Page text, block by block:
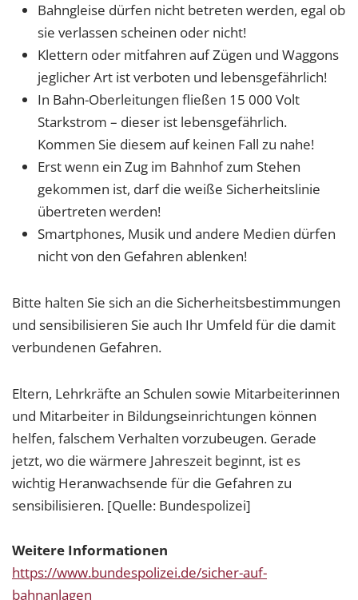
Bahngleise dürfen nicht betreten werden, egal ob
sie verlassen scheinen oder nicht!
Klettern oder mitfahren auf Zügen und Waggons
jeglicher Art ist verboten und lebensgefährlich!
In Bahn-Oberleitungen fließen 15 000 Volt
Starkstrom – dieser ist lebensgefährlich.
Kommen Sie diesem auf keinen Fall zu nahe!
Erst wenn ein Zug im Bahnhof zum Stehen
gekommen ist, darf die weiße Sicherheitslinie
übertreten werden!
Smartphones, Musik und andere Medien dürfen
nicht von den Gefahren ablenken!
Bitte halten Sie sich an die Sicherheitsbestimmungen
und sensibilisieren Sie auch Ihr Umfeld für die damit
verbundenen Gefahren.
Eltern, Lehrkräfte an Schulen sowie Mitarbeiterinnen
und Mitarbeiter in Bildungseinrichtungen können
helfen, falschem Verhalten vorzubeugen. Gerade
jetzt, wo die wärmere Jahreszeit beginnt, ist es
wichtig Heranwachsende für die Gefahren zu
sensibilisieren. [Quelle: Bundespolizei]
Weitere Informationen
https://www.bundespolizei.de/sicher-auf-
bahnanlagen